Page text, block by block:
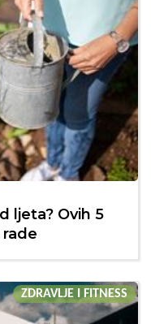
ljeta? Ovih 5
ZDRAVLJE I FITNESS